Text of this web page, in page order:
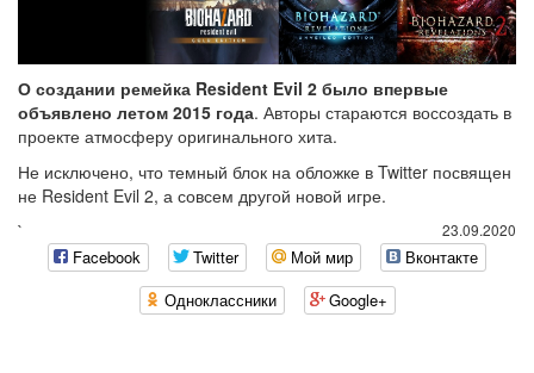
О создании ремейка Resident Evil 2 было впервые
объявлено летом 2015 года. Авторы стараются воссоздать в
проекте атмосферу оригинального хита.
Не исключено, что темный блок на обложке в Twitter посвящен
не Resident Evil 2, а совсем другой новой игре.
23.09.2020
`
Facebook Twitter Мой мир
Вконтакте
Одноклассники
Google+